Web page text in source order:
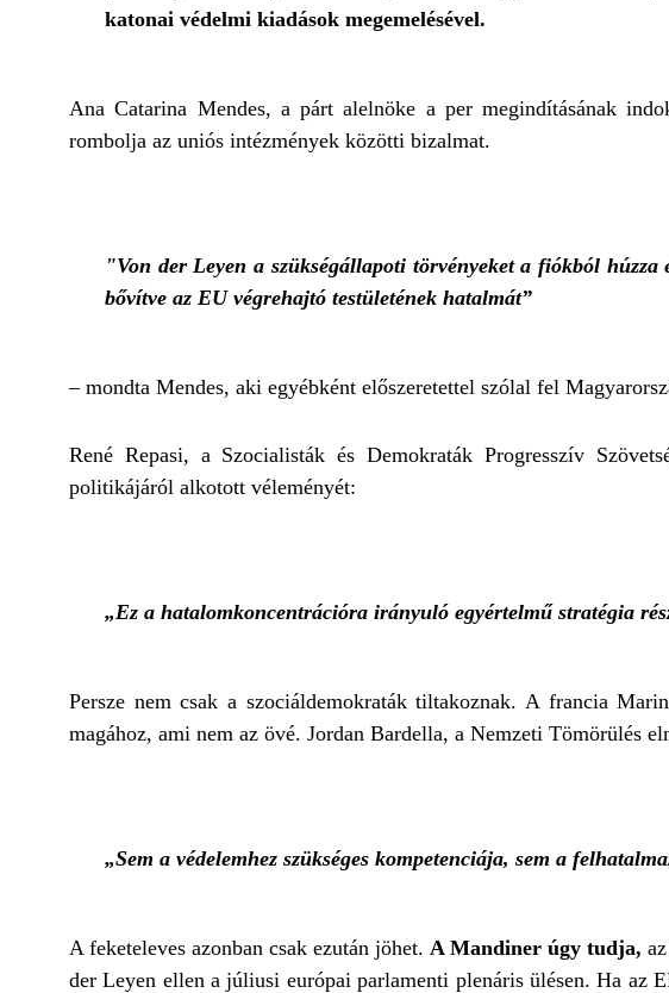
katonai védelmi kiadások megemelésével.
Ana Catarina Mendes, a párt alelnöke a per megindításának
rombolja az uniós intézmények közötti bizalmat.
"Von der Leyen a szükségállapoti törvényeket a fiókból
bővítve az EU végrehajtó testületének hatalmát”
– mondta Mendes, aki egyébként előszeretettel szólal fel
René Repasi, a Szocialisták és Demokraták Progresszív
politikájáról alkotott véleményét:
„Ez a hatalomkoncentrációra irányuló egyértelmű stratégia
Persze nem csak a szociáldemokraták tiltakoznak. A francia
magához, ami nem az övé. Jordan Bardella, a Nemzeti Tömörülés
„Sem a védelemhez szükséges kompetenciája, sem a
A feketeleves azonban csak ezután jöhet. A Mandiner úgy tudja,
der Leyen ellen a júliusi európai parlamenti plenáris ülésen. Ha az